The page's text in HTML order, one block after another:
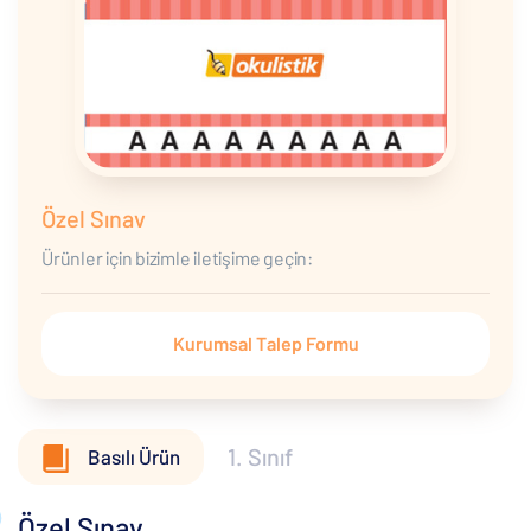
Özel Sınav
Ürünler için bizimle iletişime geçin:
Kurumsal Talep Formu
Basılı Ürün 1. Sınıf